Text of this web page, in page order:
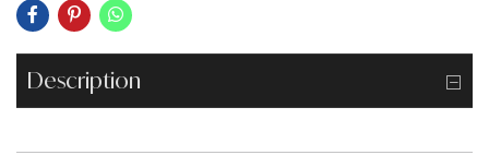
Description